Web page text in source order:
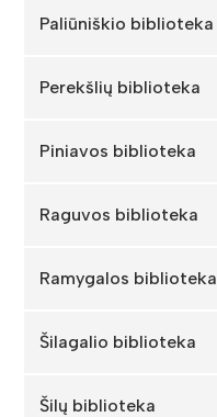
Paliūniškio biblioteka
Perekšlių biblioteka
Piniavos biblioteka
Raguvos biblioteka
Ramygalos biblioteka
Šilagalio biblioteka
Šilų biblioteka